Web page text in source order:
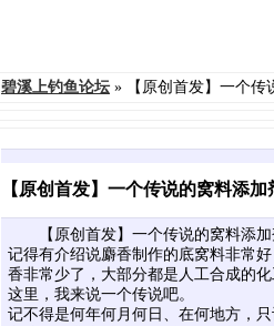
碧溪上钓鱼论坛 » 【原创首发】一个传
【原创首发】一个传说的窝料添加
【原创首发】一个传说的窝料添加
记得有介绍说麝香制作的底窝料非常
香非常少了，大部分都是人工合成的
这里，我来说一个传说吧。
记不得是何年何月何日、在何地方，